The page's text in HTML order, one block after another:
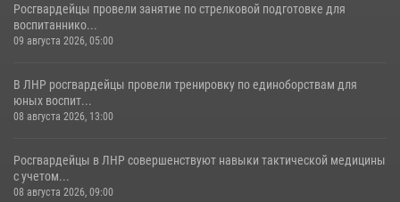
Росгвардейцы провели занятие по стрелковой подготовке для
воспитаннико...
09 августа 2026, 05:00
В ЛНР росгвардейцы провели тренировку по единоборствам для
юных воспит...
08 августа 2026, 13:00
Росгвардейцы в ЛНР совершенствуют навыки тактической медицины
с учетом...
08 августа 2026, 09:00